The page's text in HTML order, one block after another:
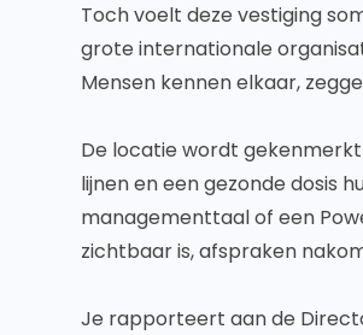
Toch voelt deze vestiging
grote internationale
Mensen kennen elkaar,
De locatie wordt
lijnen en een gezonde dosis
managementtaal of een
zichtbaar is, afspraken
Je rapporteert aan de